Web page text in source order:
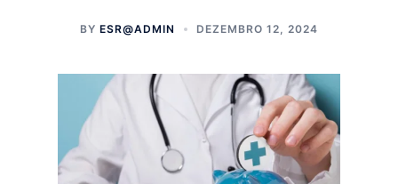
BY ESR@ADMIN DEZEMBRO 12, 2024